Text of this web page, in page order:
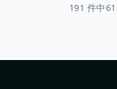
191 件中